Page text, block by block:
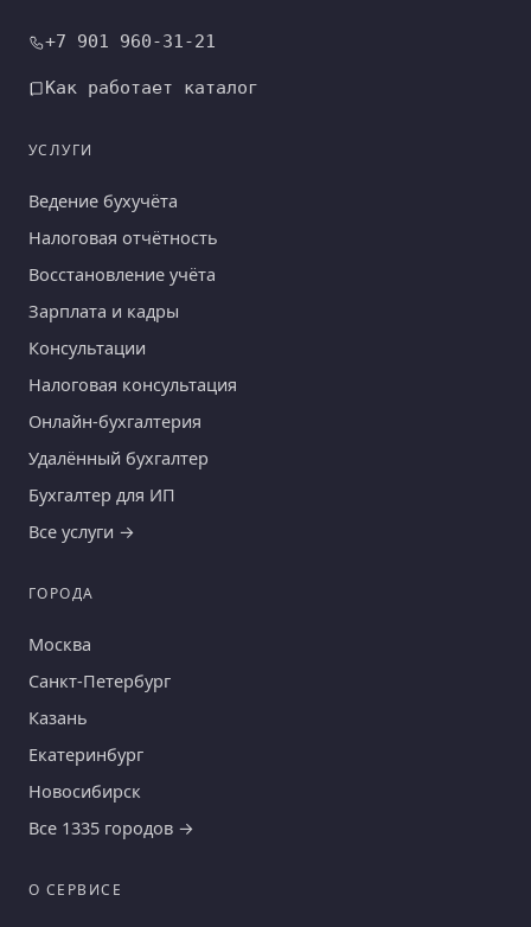
+7 901 960-31-21
Как работает каталог
УСЛУГИ
Ведение бухучёта
Налоговая отчётность
Восстановление учёта
Зарплата и кадры
Консультации
Налоговая консультация
Онлайн-бухгалтерия
Удалённый бухгалтер
Бухгалтер для ИП
Все услуги →
ГОРОДА
Москва
Санкт-Петербург
Казань
Екатеринбург
Новосибирск
Все 1335 городов →
О СЕРВИСЕ